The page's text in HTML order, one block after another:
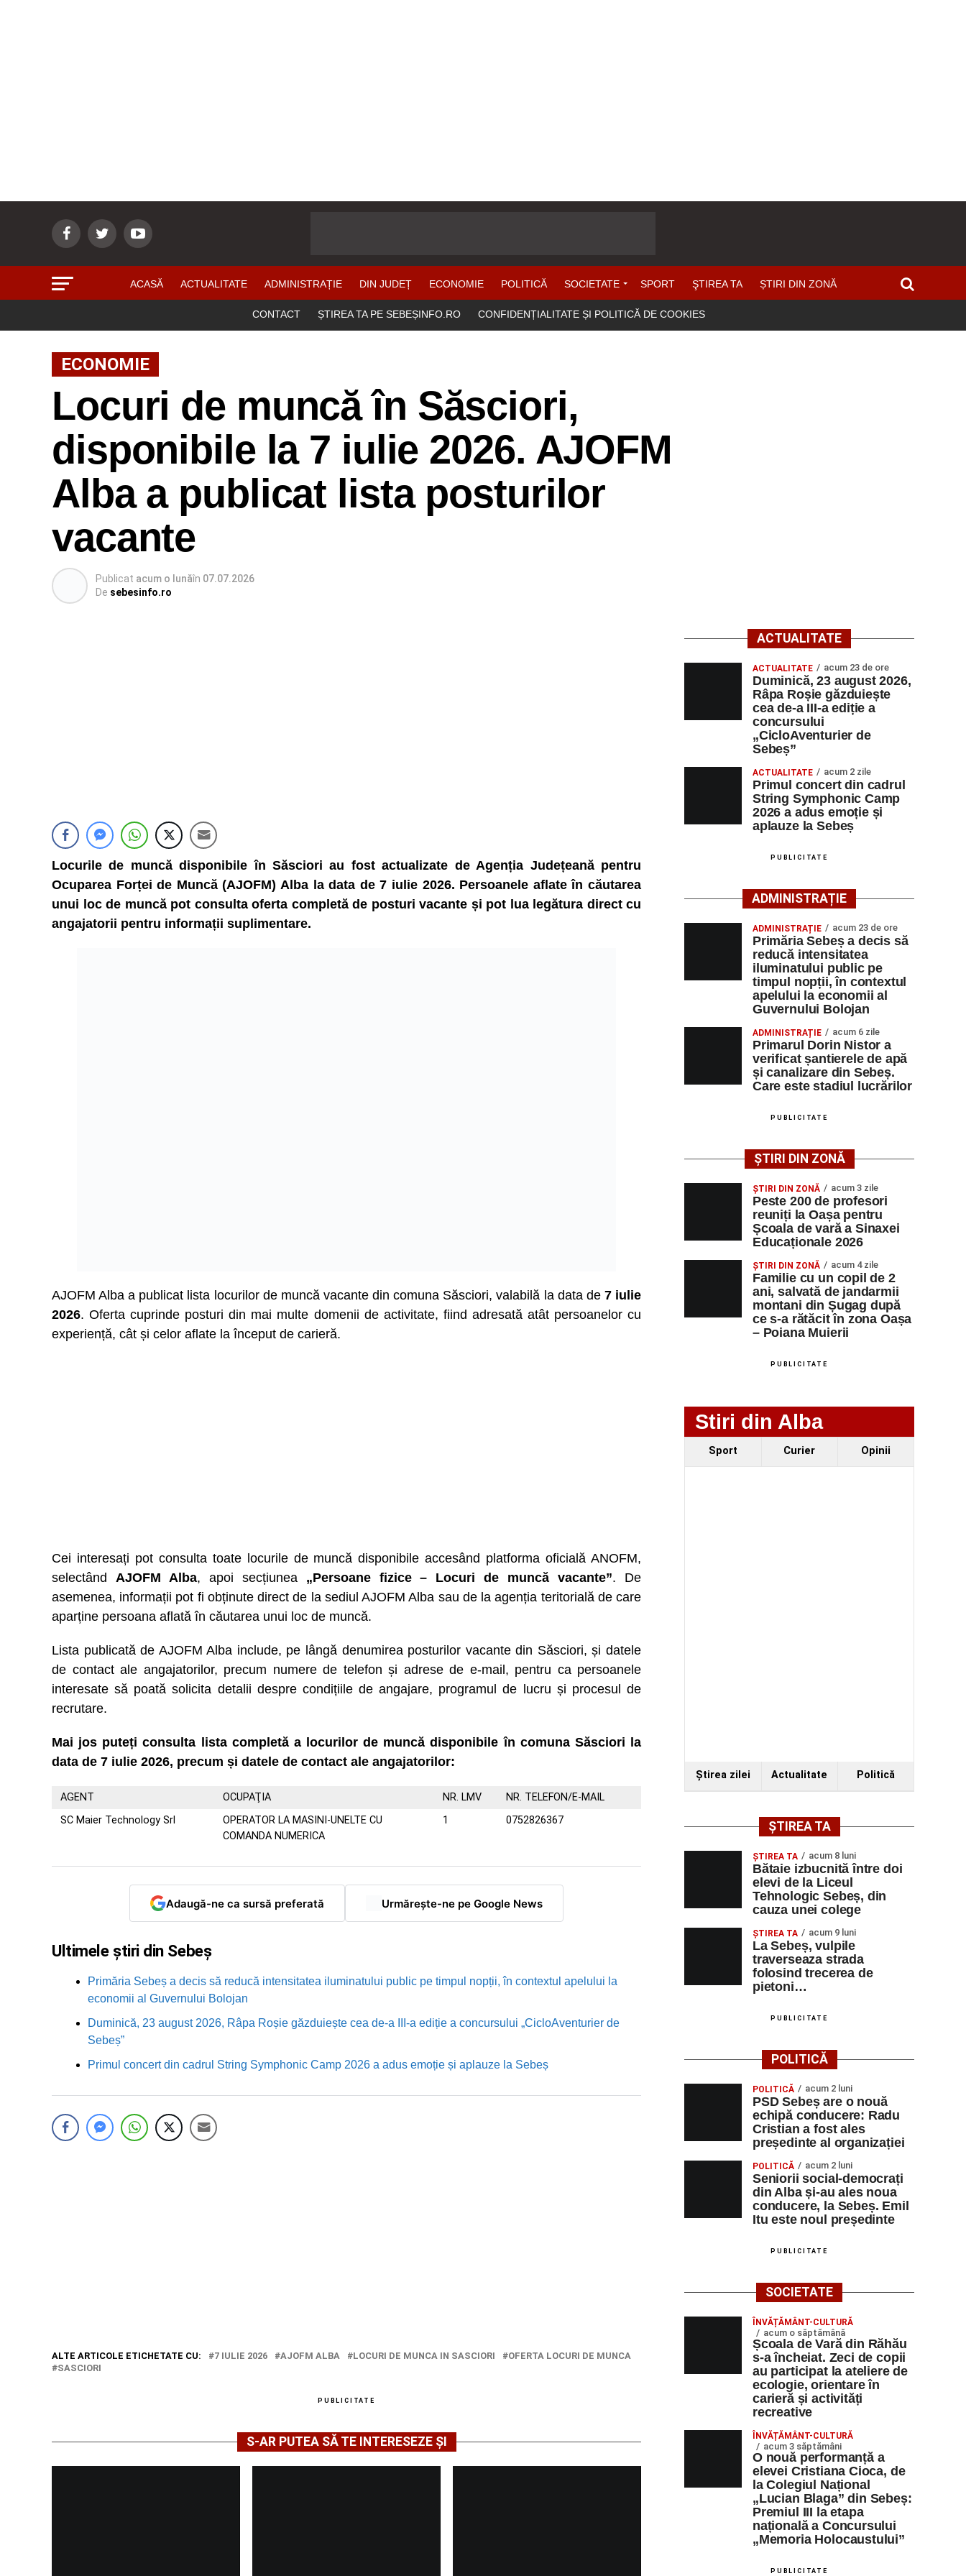
ACASĂ ACTUALITATE ADMINISTRAȚIE DIN JUDEȚ ECONOMIE POLITICĂ SOCIETATE SPORT ŞTIREA TA ȘTIRI DIN ZONĂ
CONTACT ȘTIREA TA PE SEBEȘINFO.RO CONFIDENȚIALITATE ȘI POLITICĂ DE COOKIES
ECONOMIE
Locuri de muncă în Săsciori,
disponibile la 7 iulie 2026. AJOFM
Alba a publicat lista posturilor
vacante
Publicat acum o lunăîn 07.07.2026
De sebesinfo.ro
Locurile de muncă disponibile în Săsciori au fost actualizate de Agenția Județeană pentru
Ocuparea Forței de Muncă (AJOFM) Alba la data de 7 iulie 2026. Persoanele aflate în căutarea
unui loc de muncă pot consulta oferta completă de posturi vacante și pot lua legătura direct cu
angajatorii pentru informații suplimentare.
AJOFM Alba a publicat lista locurilor de muncă vacante din comuna Săsciori, valabilă la data de 7 iulie
2026. Oferta cuprinde posturi din mai multe domenii de activitate, fiind adresată atât persoanelor cu
experiență, cât și celor aflate la început de carieră.
Cei interesați pot consulta toate locurile de muncă disponibile accesând platforma oficială ANOFM,
selectând AJOFM Alba, apoi secțiunea „Persoane fizice – Locuri de muncă vacante”. De
asemenea, informații pot fi obținute direct de la sediul AJOFM Alba sau de la agenția teritorială de care
aparține persoana aflată în căutarea unui loc de muncă.
Lista publicată de AJOFM Alba include, pe lângă denumirea posturilor vacante din Săsciori, și datele
de contact ale angajatorilor, precum numere de telefon și adrese de e-mail, pentru ca persoanele
interesate să poată solicita detalii despre condițiile de angajare, programul de lucru și procesul de
recrutare.
Mai jos puteți consulta lista completă a locurilor de muncă disponibile în comuna Săsciori la
data de 7 iulie 2026, precum și datele de contact ale angajatorilor:
AGENT OCUPAŢIA NR. LMV
NR. TELEFON/E-MAIL
SC Maier Technology Srl
OPERATOR LA MASINI-UNELTE CU
COMANDA NUMERICA
1 0752826367
Adaugă-ne ca sursă preferată Urmărește-ne pe Google News
Ultimele știri din Sebeș
Primăria Sebeș a decis să reducă intensitatea iluminatului public pe timpul nopții, în contextul apelului la
economii al Guvernului Bolojan
Duminică, 23 august 2026, Râpa Roșie găzduiește cea de-a III-a ediție a concursului „CicloAventurier de
Sebeș”
Primul concert din cadrul String Symphonic Camp 2026 a adus emoție și aplauze la Sebeș
ALTE ARTICOLE ETICHETATE CU: 7 IULIE 2026 AJOFM ALBA LOCURI DE MUNCA IN SASCIORI
OFERTA LOCURI DE MUNCA
SASCIORI
PUBLICITATE
S-AR PUTEA SĂ TE INTERESEZE ȘI
ACTUALITATE
ACTUALITATE acum 23 de ore
Duminică, 23 august 2026,
Râpa Roșie găzduiește
cea de-a III-a ediție a
concursului
„CicloAventurier de
Sebeș”
ACTUALITATE acum 2 zile
Primul concert din cadrul
String Symphonic Camp
2026 a adus emoție și
aplauze la Sebeș
PUBLICITATE
ADMINISTRAȚIE
ADMINISTRAȚIE acum 23 de ore
Primăria Sebeș a decis să
reducă intensitatea
iluminatului public pe
timpul nopții, în contextul
apelului la economii al
Guvernului Bolojan
ADMINISTRAȚIE acum 6 zile
Primarul Dorin Nistor a
verificat șantierele de apă
și canalizare din Sebeș.
Care este stadiul lucrărilor
PUBLICITATE
ȘTIRI DIN ZONĂ
ȘTIRI DIN ZONĂ acum 3 zile
Peste 200 de profesori
reuniți la Oașa pentru
Școala de vară a Sinaxei
Educaționale 2026
ȘTIRI DIN ZONĂ acum 4 zile
Familie cu un copil de 2
ani, salvată de jandarmii
montani din Șugag după
ce s-a rătăcit în zona Oașa
– Poiana Muierii
PUBLICITATE
Stiri din Alba
Sport Curier Opinii
Ştirea zilei Actualitate Politică
ȘTIREA TA
ŞTIREA TA acum 8 luni
Bătaie izbucnită între doi
elevi de la Liceul
Tehnologic Sebeș, din
cauza unei colege
ŞTIREA TA acum 9 luni
La Sebeș, vulpile
traverseaza strada
folosind trecerea de
pietoni…
PUBLICITATE
POLITICĂ
POLITICĂ acum 2 luni
PSD Sebeș are o nouă
echipă conducere: Radu
Cristian a fost ales
președinte al organizației
POLITICĂ acum 2 luni
Seniorii social-democrați
din Alba și-au ales noua
conducere, la Sebeș. Emil
Itu este noul președinte
PUBLICITATE
SOCIETATE
ÎNVĂȚĂMÂNT-CULTURĂ
acum o săptămână
Școala de Vară din Răhău
s-a încheiat. Zeci de copii
au participat la ateliere de
ecologie, orientare în
carieră și activități
recreative
ÎNVĂȚĂMÂNT-CULTURĂ
acum 3 săptămâni
O nouă performanță a
elevei Cristiana Cioca, de
la Colegiul Național
„Lucian Blaga” din Sebeș:
Premiul III la etapa
națională a Concursului
„Memoria Holocaustului”
PUBLICITATE